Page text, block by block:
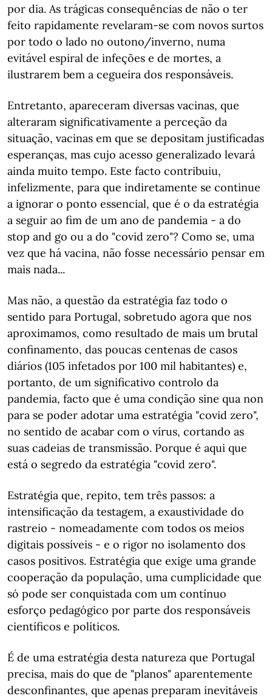
por dia. As trágicas consequências de não o ter
feito rapidamente revelaram-se com novos surtos
por todo o lado no outono/inverno, numa
evitável espiral de infeções e de mortes, a
ilustrarem bem a cegueira dos responsáveis.
Entretanto, apareceram diversas vacinas, que
alteraram significativamente a perceção da
situação, vacinas em que se depositam justificadas
esperanças, mas cujo acesso generalizado levará
ainda muito tempo. Este facto contribuiu,
infelizmente, para que indiretamente se continue
a ignorar o ponto essencial, que é o da estratégia
a seguir ao fim de um ano de pandemia - a do
stop and go ou a do "covid zero"? Como se, uma
vez que há vacina, não fosse necessário pensar em
mais nada...
Mas não, a questão da estratégia faz todo o
sentido para Portugal, sobretudo agora que nos
aproximamos, como resultado de mais um brutal
confinamento, das poucas centenas de casos
diários (105 infetados por 100 mil habitantes) e,
portanto, de um significativo controlo da
pandemia, facto que é uma condição sine qua non
para se poder adotar uma estratégia "covid zero",
no sentido de acabar com o vírus, cortando as
suas cadeias de transmissão. Porque é aqui que
está o segredo da estratégia "covid zero".
Estratégia que, repito, tem três passos: a
intensificação da testagem, a exaustividade do
rastreio - nomeadamente com todos os meios
digitais possíveis - e o rigor no isolamento dos
casos positivos. Estratégia que exige uma grande
cooperação da população, uma cumplicidade que
só pode ser conquistada com um contínuo
esforço pedagógico por parte dos responsáveis
científicos e políticos.
É de uma estratégia desta natureza que Portugal
precisa, mais do que de "planos" aparentemente
desconfinantes, que apenas preparam inevitáveis